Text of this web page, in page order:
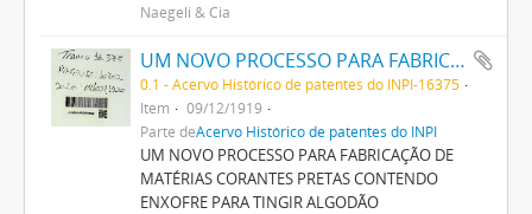
Naegeli & Cia
UM NOVO PROCESSO PARA FABRICAÇÃO DE MATERIAS CORANTES PRETAS CONTENDO ENXOFRE PARA TINGIR ALGODÃO
0.1 - Acervo Histórico de patentes do INPI-16375
Item
09/12/1919
Parte deAcervo Histórico de patentes do INPI
UM NOVO PROCESSO PARA FABRICAÇÃO DE
MATÉRIAS CORANTES PRETAS CONTENDO
ENXOFRE PARA TINGIR ALGODÃO